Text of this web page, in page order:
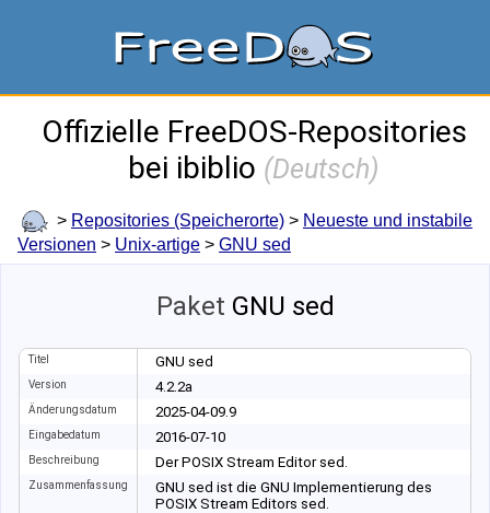
Offizielle FreeDOS-Repositories
bei ibiblio (Deutsch)
> Repositories (Speicherorte) > Neueste und instabile
Versionen > Unix-artige > GNU sed
Paket GNU sed
Titel GNU sed
Version 4.2.2a
Änderungsdatum 2025-04-09.9
Eingabedatum 2016-07-10
Beschreibung Der POSIX Stream Editor sed.
Zusammenfassung
GNU sed ist die GNU Implementierung des
POSIX Stream Editors sed.